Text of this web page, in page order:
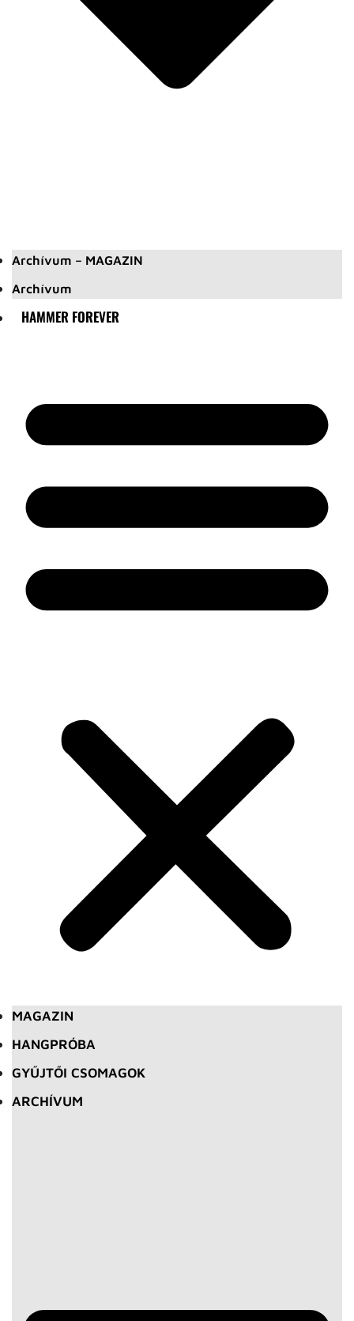
Archívum – MAGAZIN
Archívum
HAMMER FOREVER
MAGAZIN
HANGPRÓBA
GYŰJTŐI CSOMAGOK
ARCHÍVUM